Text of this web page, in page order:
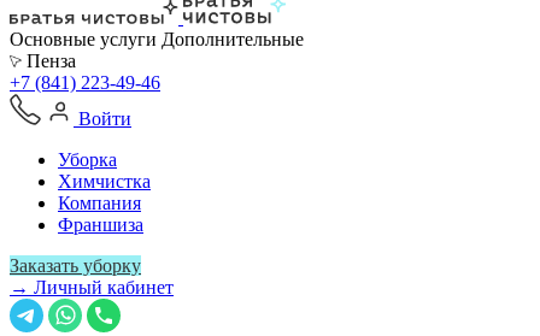
Основные услуги Дополнительные
Пенза
+7 (841) 223-49-46
Войти
Уборка
Химчистка
Компания
Франшиза
Заказать уборку
→ Личный кабинет